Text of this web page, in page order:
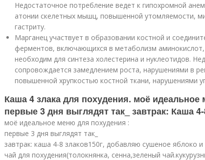
Недостаточное потребление ведет к гипохромной
атонии скелетных мышц, повышенной утомляемости,
гастриту.
Марганец участвует в образовании костной и
ферментов, включающихся в метаболизм аминокислот,
необходим для синтеза холестерина и нуклеотидов.
сопровождается замедлением роста, нарушениями в
повышенной хрупкостью костной ткани, нарушениями
Каша 4 злака для похудения. моё
первые 3 дня выглядят так_ завтрак: Каша
моё идеальное меню для похудения :
первые 3 дня выглядят так_
завтрак: каша 4-8 злаков150г, добавляю сушеное яблоко и
чай для похудения(толокнянка, сенна,зеленый